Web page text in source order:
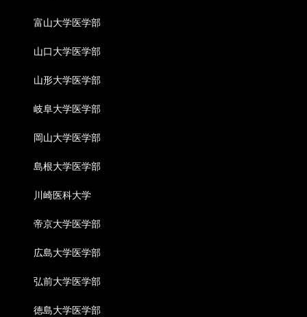
富山大学医学部
山口大学医学部
山形大学医学部
岐阜大学医学部
岡山大学医学部
島根大学医学部
川崎医科大学
帝京大学医学部
広島大学医学部
弘前大学医学部
徳島大学医学部